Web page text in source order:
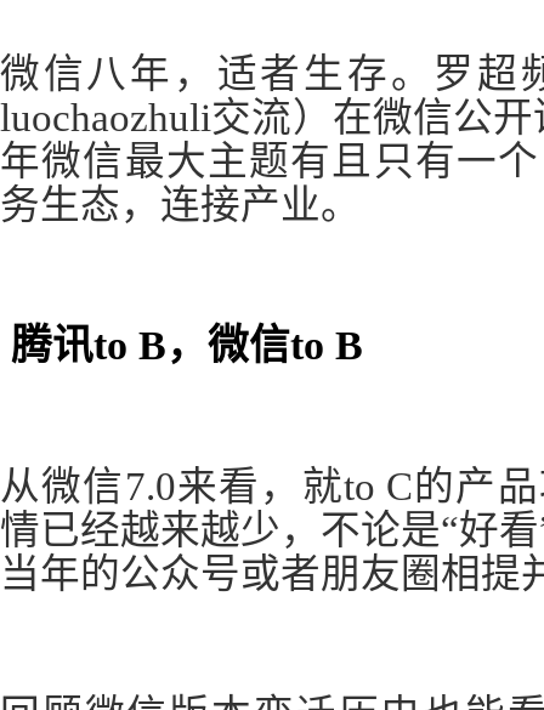
微信八年，适者生存。罗超
luochaozhuli交流）在微信公
年微信最大主题有且只有一
务生态，连接产业。
腾讯to B，微信to B
从微信7.0来看，就to C的产
情已经越来越少，不论是“好
当年的公众号或者朋友圈相提